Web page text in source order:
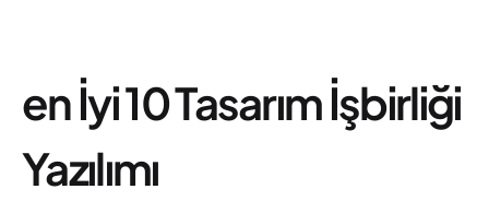
en İyi 10 Tasarım İşbirliği
Yazılımı